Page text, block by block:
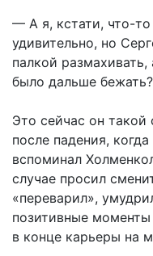
— А я, кстати, что-
удивительно, но
палкой
было дальше
Это сейчас он
после падения,
вспоминал
случае просил
«переварил»,
позитивные
в конце карьеры на